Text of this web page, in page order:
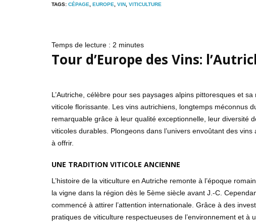
TAGS: CÉPAGE EUROPE VIN VITICULTURE
Temps de lecture : 2 minutes
Tour d’Europe des Vins:
L’Autriche, célèbre pour ses paysages alpins pittoresques et
viticole florissante. Les vins autrichiens, longtemps méconnus
remarquable grâce à leur qualité exceptionnelle, leur diversité
viticoles durables. Plongeons dans l’univers envoûtant des
à offrir.
UNE TRADITION VITICOLE ANCIENNE
L’histoire de la viticulture en Autriche remonte à l’époque
la vigne dans la région dès le 5ème siècle avant J.-C.
commencé à attirer l’attention internationale. Grâce à des
pratiques de viticulture respectueuses de l’environnement et à